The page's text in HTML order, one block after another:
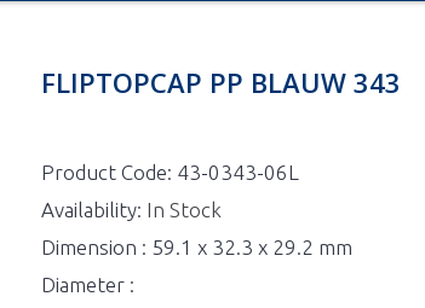
FLIPTOPCAP PP BLAUW 343
Product Code: 43-0343-06L
Availability: In Stock
Dimension : 59.1 x 32.3 x 29.2 mm
Diameter :